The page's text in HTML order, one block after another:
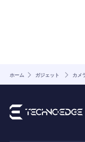
ホーム ガジェット カメ